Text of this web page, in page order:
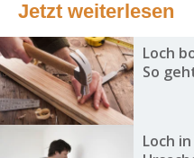
Jetzt weiterlesen
Loch
So
Loch